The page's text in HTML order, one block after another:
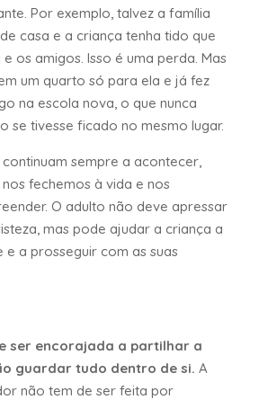
Por exemplo, talvez a família
casa e a criança tenha tido que
os amigos. Isso é uma perda. Mas
um quarto só para ela e já fez
na escola nova, o que nunca
se tivesse ficado no mesmo lugar.
sempre a acontecer,
fechemos à vida e nos
O adulto não deve apressar
mas pode ajudar a criança a
e a prosseguir com as suas
ser encorajada a partilhar a
guardar tudo dentro de si. A
não tem de ser feita por